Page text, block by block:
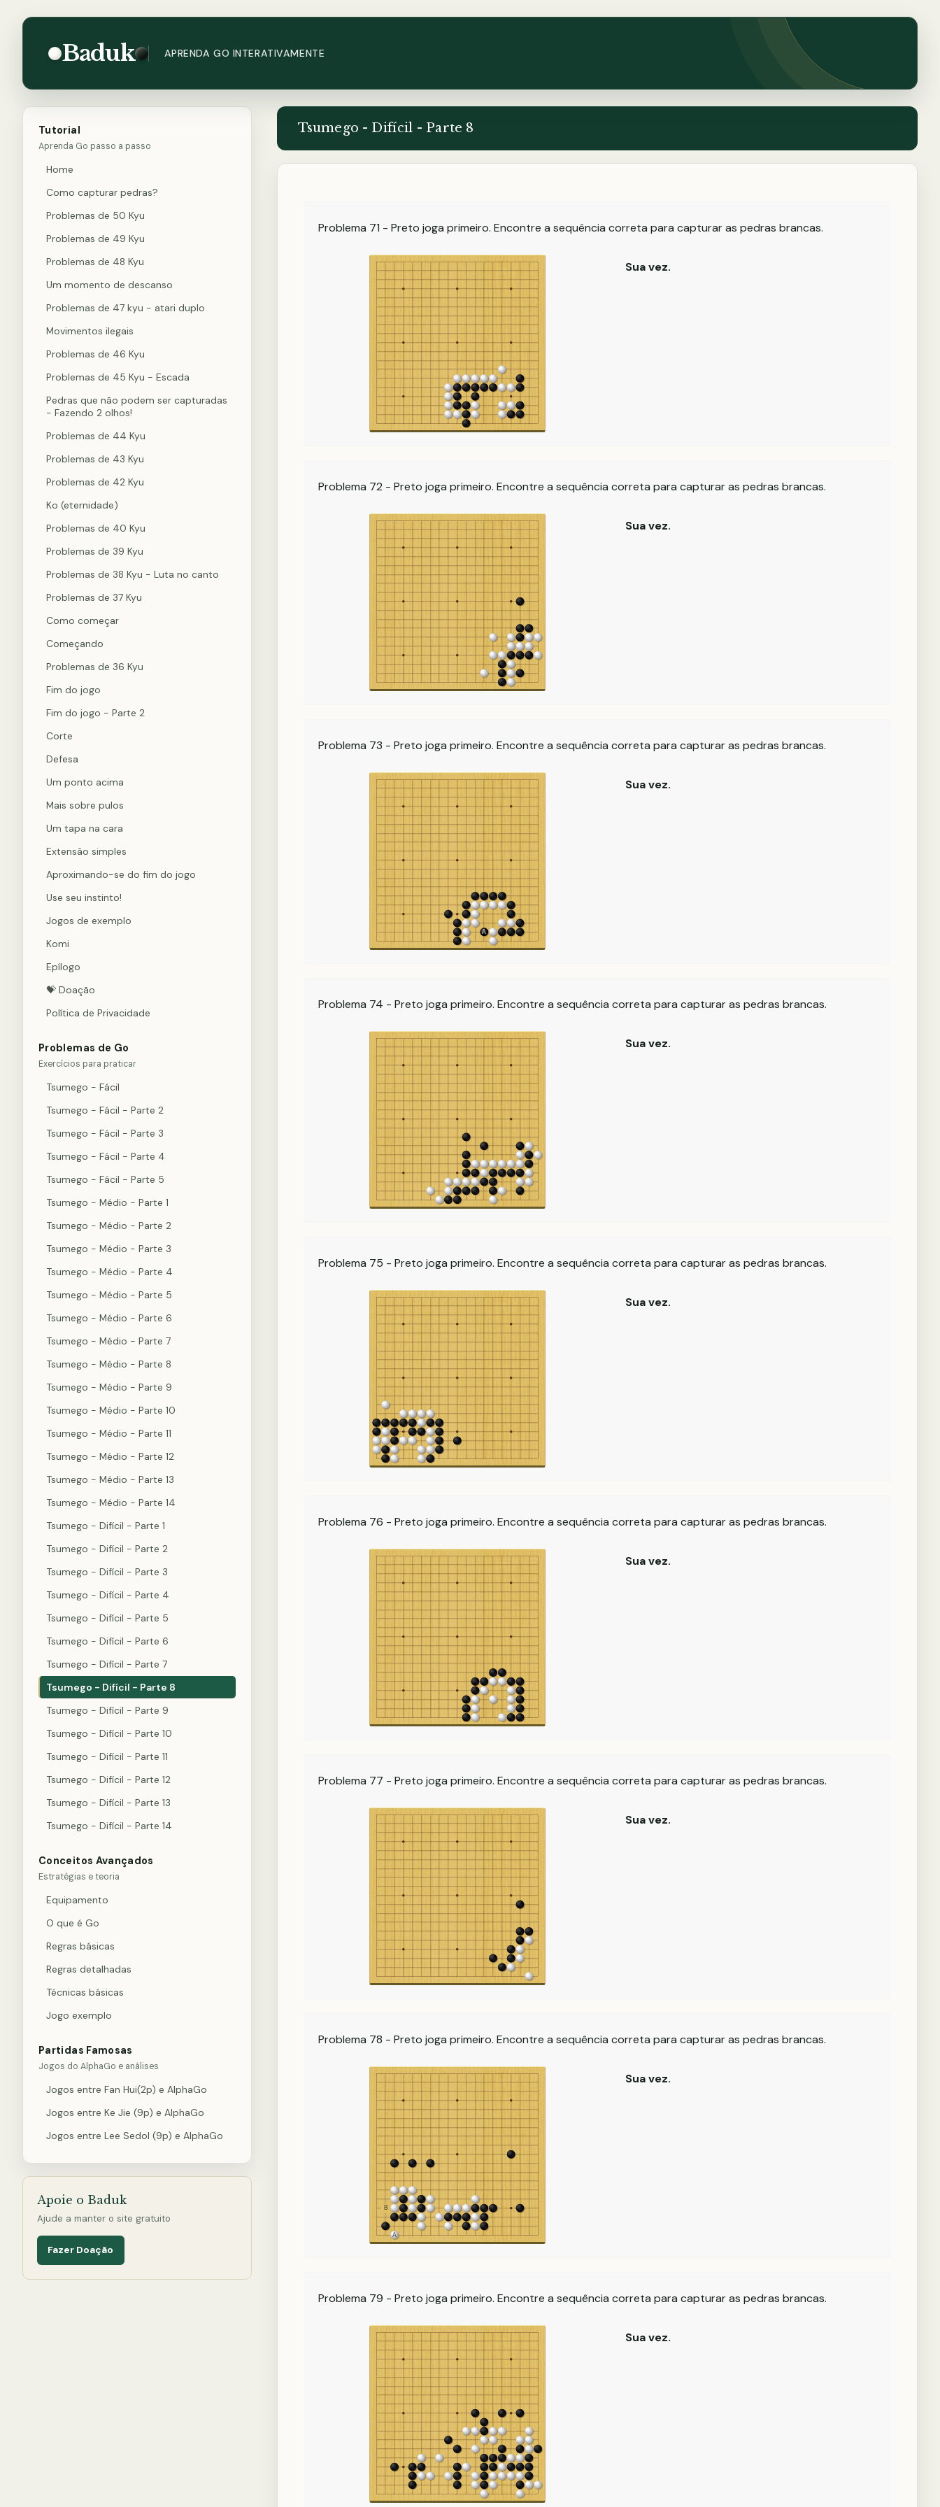
Baduk APRENDA GO INTERATIVAMENTE
Tutorial
Aprenda Go passo a passo
Home
Como capturar pedras?
Problemas de 50 Kyu
Problemas de 49 Kyu
Problemas de 48 Kyu
Um momento de descanso
Problemas de 47 kyu - atari duplo
Movimentos ilegais
Problemas de 46 Kyu
Problemas de 45 Kyu - Escada
Pedras que não podem ser capturadas
- Fazendo 2 olhos!
Problemas de 44 Kyu
Problemas de 43 Kyu
Problemas de 42 Kyu
Ko (eternidade)
Problemas de 40 Kyu
Problemas de 39 Kyu
Problemas de 38 Kyu - Luta no canto
Problemas de 37 Kyu
Como começar
Começando
Problemas de 36 Kyu
Fim do jogo
Fim do jogo - Parte 2
Corte
Defesa
Um ponto acima
Mais sobre pulos
Um tapa na cara
Extensão simples
Aproximando-se do fim do jogo
Use seu instinto!
Jogos de exemplo
Komi
Epílogo
💝 Doação
Política de Privacidade
Problemas de Go
Exercícios para praticar
Tsumego - Fácil
Tsumego - Fácil - Parte 2
Tsumego - Fácil - Parte 3
Tsumego - Fácil - Parte 4
Tsumego - Fácil - Parte 5
Tsumego - Médio - Parte 1
Tsumego - Médio - Parte 2
Tsumego - Médio - Parte 3
Tsumego - Médio - Parte 4
Tsumego - Médio - Parte 5
Tsumego - Médio - Parte 6
Tsumego - Médio - Parte 7
Tsumego - Médio - Parte 8
Tsumego - Médio - Parte 9
Tsumego - Médio - Parte 10
Tsumego - Médio - Parte 11
Tsumego - Médio - Parte 12
Tsumego - Médio - Parte 13
Tsumego - Médio - Parte 14
Tsumego - Difícil - Parte 1
Tsumego - Difícil - Parte 2
Tsumego - Difícil - Parte 3
Tsumego - Difícil - Parte 4
Tsumego - Difícil - Parte 5
Tsumego - Difícil - Parte 6
Tsumego - Difícil - Parte 7
Tsumego - Difícil - Parte 8
Tsumego - Difícil - Parte 9
Tsumego - Difícil - Parte 10
Tsumego - Difícil - Parte 11
Tsumego - Difícil - Parte 12
Tsumego - Difícil - Parte 13
Tsumego - Difícil - Parte 14
Conceitos Avançados
Estratégias e teoria
Equipamento
O que é Go
Regras básicas
Regras detalhadas
Técnicas básicas
Jogo exemplo
Partidas Famosas
Jogos do AlphaGo e análises
Jogos entre Fan Hui(2p) e AlphaGo
Jogos entre Ke Jie (9p) e AlphaGo
Jogos entre Lee Sedol (9p) e AlphaGo
Apoie o Baduk
Ajude a manter o site gratuito
Fazer Doação
Tsumego - Difícil - Parte 8
Problema 71 - Preto joga primeiro. Encontre a sequência correta para capturar as pedras brancas.
Sua vez.
Problema 72 - Preto joga primeiro. Encontre a sequência correta para capturar as pedras brancas.
Sua vez.
Problema 73 - Preto joga primeiro. Encontre a sequência correta para capturar as pedras brancas.
Sua vez.
Problema 74 - Preto joga primeiro. Encontre a sequência correta para capturar as pedras brancas.
Sua vez.
Problema 75 - Preto joga primeiro. Encontre a sequência correta para capturar as pedras brancas.
Sua vez.
Problema 76 - Preto joga primeiro. Encontre a sequência correta para capturar as pedras brancas.
Sua vez.
Problema 77 - Preto joga primeiro. Encontre a sequência correta para capturar as pedras brancas.
Sua vez.
Problema 78 - Preto joga primeiro. Encontre a sequência correta para capturar as pedras brancas.
Sua vez.
Problema 79 - Preto joga primeiro. Encontre a sequência correta para capturar as pedras brancas.
Sua vez.